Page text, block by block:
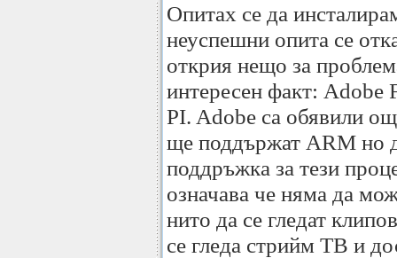
Опитах се да
неуспешни опита се
открия нещо за
интересен факт: Adobe
PI. Adobe са обявили
ще поддържат ARM но
поддръжка за тези
означава че няма да
нито да се гледат
се гледа стрийм ТВ и